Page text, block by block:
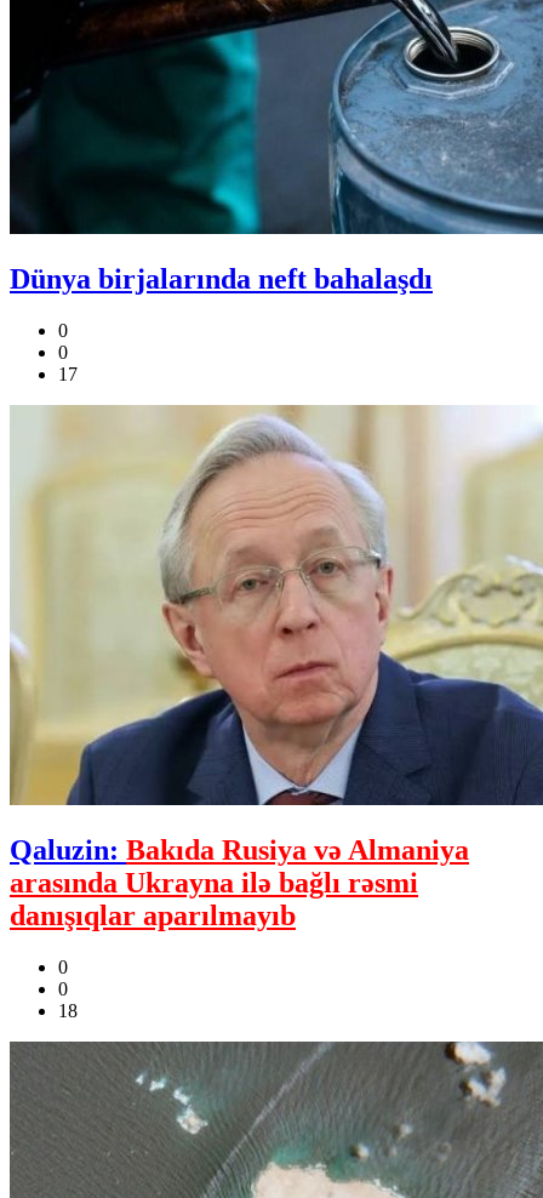
Dünya birjalarında neft bahalaşdı
0
0
17
Qaluzin: Bakıda Rusiya və Almaniya
arasında Ukrayna ilə bağlı rəsmi
danışıqlar aparılmayıb
0
0
18